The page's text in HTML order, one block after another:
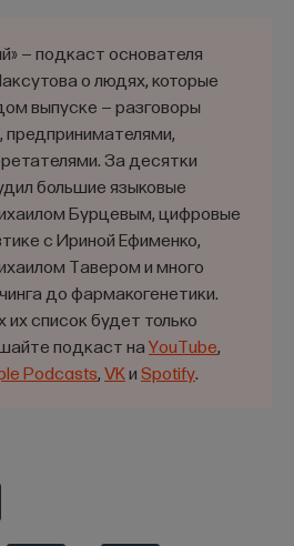
— подкаст основателя
о людях, которые
выпуске — разговоры
предпринимателями,
За десятки
большие языковые
Бурцевым, цифровые
с Ириной Ефименко,
Тавером и много
до фармакогенетики.
список будет только
подкаст на YouTube,
Podcasts, VK и Spotify.
тингами трех основных
того времени, были твердо
сначала в обычном
обычного права —
вв., наконец,
земских уложениях XIII–
в разной степени отражены
XII в. До этого времени тинги
правовых обычаев,
общегерманскую
права, сохраняющегося
в сагах, тинг в эпоху
народным органом